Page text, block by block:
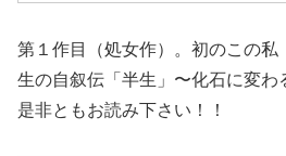
第１作目（処女作）。初のこの私
生の自叙伝「半生」〜化石に変わ
是非ともお読み下さい！！